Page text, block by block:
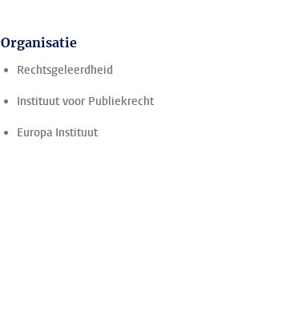
Organisatie
Rechtsgeleerdheid
Instituut voor Publiekrecht
Europa Instituut